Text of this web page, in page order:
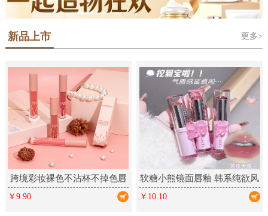
新品上市 更多>
跨境彩妆裸色不沾杯不掉色唇
釉 丝绒哑光雾面多色唇彩
￥9.90
软糖小熊镜面唇釉 韩系纯欲风
春夏显白少女彩妆口红美妆
￥10.10